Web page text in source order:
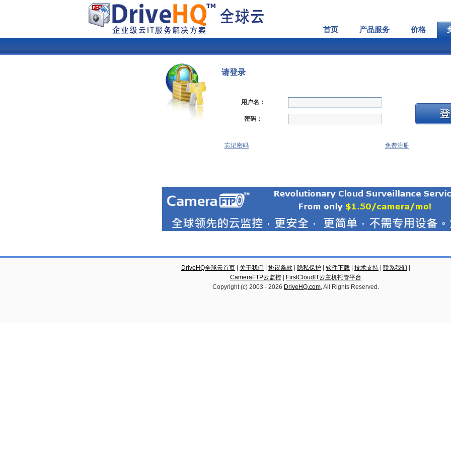
首页 产品服务 价格
请登录
用户名：
密码：
免费注册
忘记密码
DriveHQ全球云首页 关于我们 协议条款 隐私保护 软件下载 技术支持 联系我们
CameraFTP云监控
FirstCloudIT云主机托管平台
Copyright (c) 2003 - 2026 DriveHQ.com, All Rights Reserved.